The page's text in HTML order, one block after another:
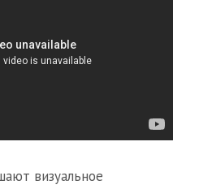
визуальное